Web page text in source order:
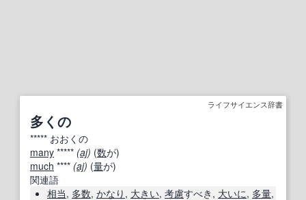
ライフサイエンス辞書
多くの
***** おおくの
many ***** (aj) (数が)
much **** (aj) (量が)
関連語
相当, 多数, かなり , 大きい, 考慮すべき, 大いに, 多量,